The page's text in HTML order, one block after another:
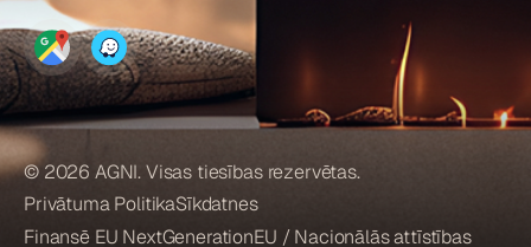
© 2026 AGNI. Visas tiesības rezervētas.
Privātuma PolitikaSīkdatnes
Finansē EU NextGenerationEU / Nacionālās attīstības